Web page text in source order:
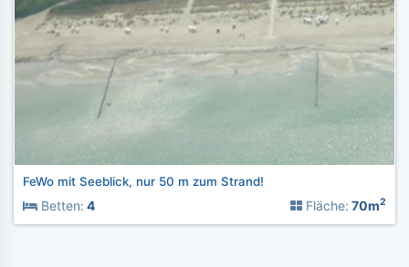
FeWo mit Seeblick, nur 50 m zum Strand!
Betten: 4 Fläche: 70m2